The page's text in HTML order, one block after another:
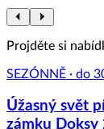
Projděte si
SEZÓNNĚ · do
Úžasný svět
zámku Doksy